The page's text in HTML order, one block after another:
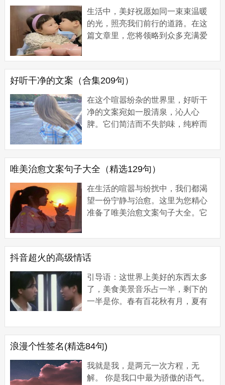
生活中，美好祝愿如同一束束温暖
的光，照亮我们前行的道路。在这
篇文章里，您将领略到众多充满爱
人的深情祝福，或是对朋友的真诚
期许，亦或是...
好听干净的文案（合集209句）
在这个喧嚣纷杂的世界里，好听干
净的文案宛如一股清泉，沁人心
脾。它们简洁而不失韵味，纯粹而
进这些文案的世界，感受那如诗如
画的美好，寻找...
唯美治愈文案句子大全（精选129句）
在生活的喧嚣与纷扰中，我们都渴
望一份宁静与治愈。这里为您精心
准备了唯美治愈文案句子大全。它
平心灵的褶皱。从自然的诗意到人
性的温暖，每...
抖音超火的高级情话
引导语：这世界上美好的东西太多
了，美食美景音乐占一半，剩下的
一半是你。春有百花秋有月，夏有
雨，而我只想每天都有你。 抖音超
火的高级情话...
浪漫个性签名(精选84句)
我就是我，是两元一次方程，无
解。 你是我口中最为骄傲的语气。